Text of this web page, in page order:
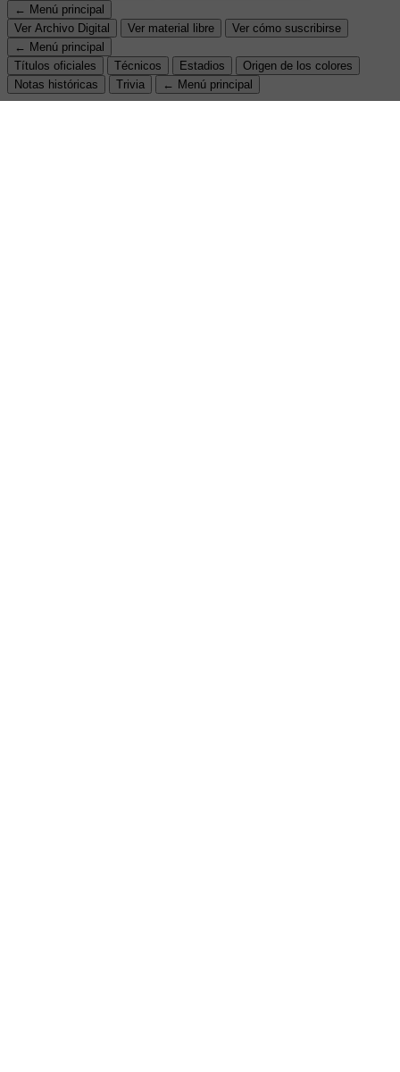
← Menú principal
Ver Archivo Digital
Ver material libre
Ver cómo suscribirse
← Menú principal
Títulos oficiales
Técnicos Estadios
Origen de los colores
Notas históricas
Trivia ← Menú principal